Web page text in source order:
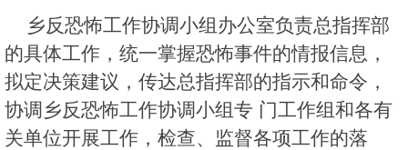
乡反恐怖工作协调小组办公室负责总指挥部
的具体工作，统一掌握恐怖事件的情报信息，
拟定决策建议，传达总指挥部的指示和命令，
协调乡反恐怖工作协调小组专 门工作组和各有
关单位开展工作，检查、监督各项工作的落